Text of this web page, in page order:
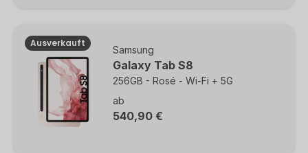
Ausverkauft
Samsung
Galaxy Tab S8
256GB - Rosé - Wi-Fi + 5G
ab
540,90 €